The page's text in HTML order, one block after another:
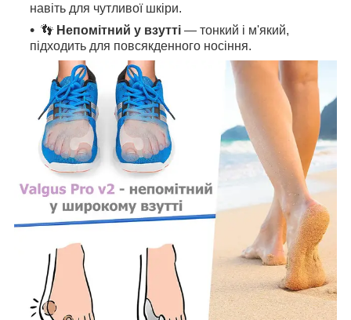
навіть для чутливої шкіри.
👣 Непомітний у взутті — тонкий і м'який,
підходить для повсякденного носіння.